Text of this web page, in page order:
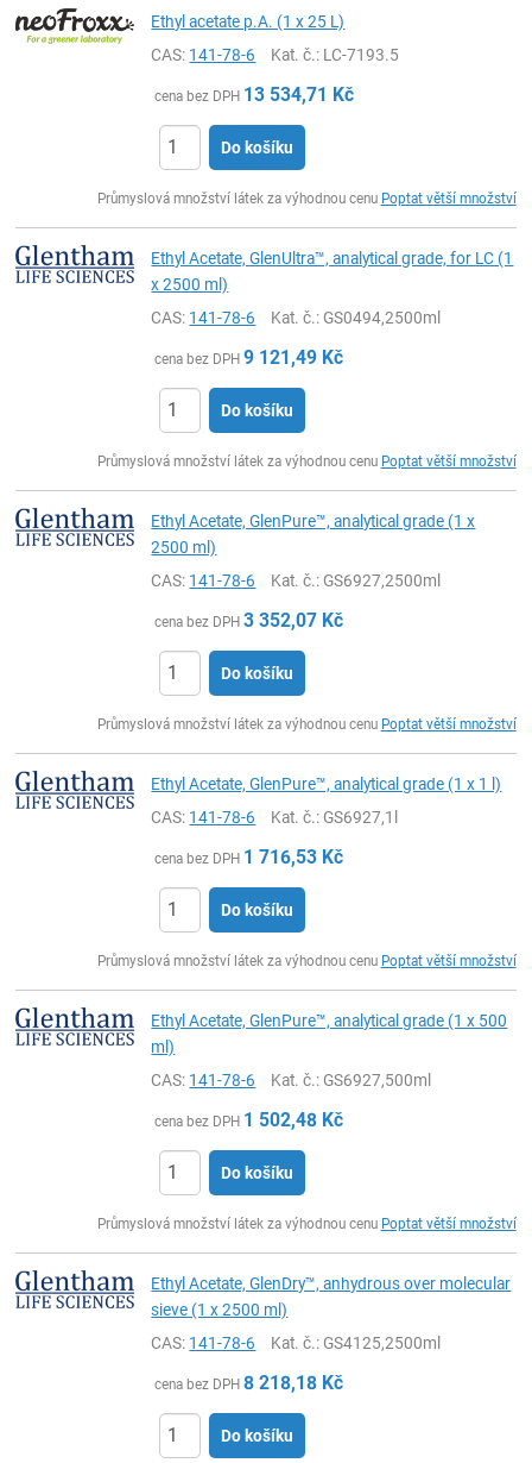
Ethyl acetate p.A. (1 x 25 L)
CAS: 141-78-6 Kat. č.: LC-7193.5
cena bez DPH 13 534,71 Kč
Do košíku
Průmyslová množství látek za výhodnou cenu Poptat větší množství
Ethyl Acetate, GlenUltra™, analytical grade, for LC (1
x 2500 ml)
CAS: 141-78-6 Kat. č.: GS0494,2500ml
cena bez DPH 9 121,49 Kč
Do košíku
Průmyslová množství látek za výhodnou cenu Poptat větší množství
Ethyl Acetate, GlenPure™, analytical grade (1 x
2500 ml)
CAS: 141-78-6 Kat. č.: GS6927,2500ml
cena bez DPH 3 352,07 Kč
Do košíku
Průmyslová množství látek za výhodnou cenu Poptat větší množství
Ethyl Acetate, GlenPure™, analytical grade (1 x 1 l)
CAS: 141-78-6 Kat. č.: GS6927,1l
cena bez DPH 1 716,53 Kč
Do košíku
Průmyslová množství látek za výhodnou cenu Poptat větší množství
Ethyl Acetate, GlenPure™, analytical grade (1 x 500
ml)
CAS: 141-78-6 Kat. č.: GS6927,500ml
cena bez DPH 1 502,48 Kč
Do košíku
Průmyslová množství látek za výhodnou cenu Poptat větší množství
Ethyl Acetate, GlenDry™, anhydrous over molecular
sieve (1 x 2500 ml)
CAS: 141-78-6 Kat. č.: GS4125,2500ml
cena bez DPH 8 218,18 Kč
Do košíku